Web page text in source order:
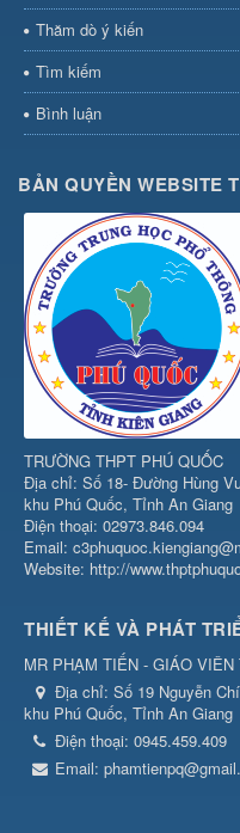
Thăm dò ý kiến
Tìm kiếm
Bình luận
BẢN QUYỀN WEBSITE
TRƯỜNG THPT PHÚ QUỐC
Địa chỉ: Số 18- Đường Hùng
khu Phú Quốc, Tỉnh An Giang
Điện thoại: 02973.846.094
Email:
Website: http://
THIẾT KẾ VÀ PHÁT
MR PHẠM TIẾN - GIÁO VIÊN
Địa chỉ: Số 19 Nguyễn
khu Phú Quốc, Tỉnh An Giang
Điện thoại: 0945.459.409
Email: